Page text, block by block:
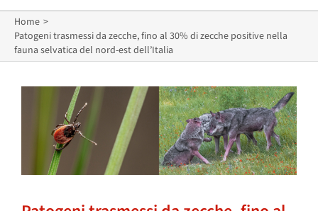
Home
Patogeni trasmessi da zecche, fino al 30% di zecche positive nella
fauna selvatica del nord-est dell’Italia